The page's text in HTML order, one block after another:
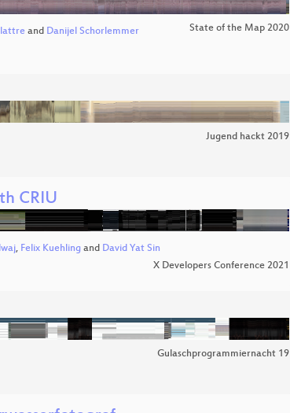
and Danijel Schorlemmer State of the Map 2020
Jugend hackt 2019
CRIU
, Felix Kuehlingand David Yat Sin
X Developers Conference 2021
Gulaschprogrammiernacht 19